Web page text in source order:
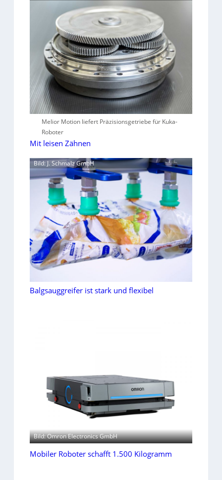
Melior Motion liefert Präzisionsgetriebe für Kuka-
Roboter
Mit leisen Zähnen
Bild: J. Schmalz GmbH
Balgsauggreifer ist stark und flexibel
Bild: Omron Electronics GmbH
Mobiler Roboter schafft 1.500 Kilogramm